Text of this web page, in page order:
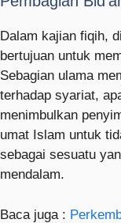
Dalam kajian fiqih,
bertujuan untuk
Sebagian ulama
terhadap syariat,
menimbulkan
umat Islam untuk
sebagai sesuatu
mendalam.
Baca juga :